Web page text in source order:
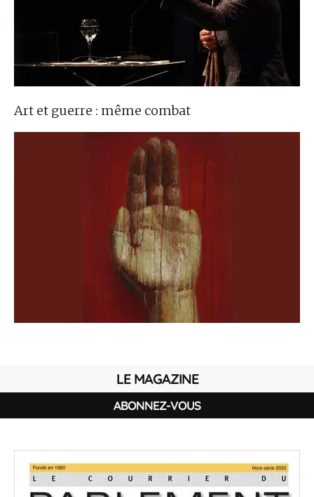
Art et guerre : même combat
LE MAGAZINE
ABONNEZ-VOUS